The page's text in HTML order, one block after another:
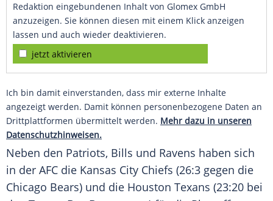
Redaktion eingebundenen Inhalt von Glomex GmbH
anzuzeigen. Sie können diesen mit einem Klick anzeigen
lassen und auch wieder deaktivieren.
jetzt aktivieren
Ich bin damit einverstanden, dass mir externe Inhalte
angezeigt werden. Damit können personenbezogene Daten an
Drittplattformen übermittelt werden. Mehr dazu in unseren
Datenschutzhinweisen.
Neben den Patriots, Bills und Ravens haben sich
in der AFC die Kansas City Chiefs (26:3 gegen die
Chicago Bears) und die Houston Texans (23:20 bei